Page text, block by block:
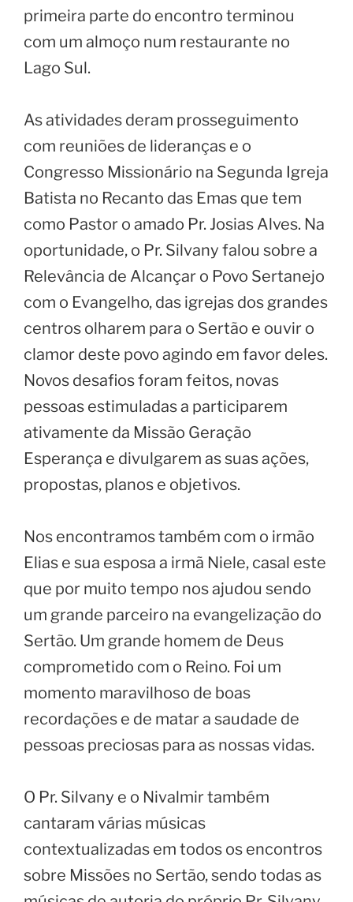
primeira parte do encontro terminou
com um almoço num restaurante no
Lago Sul.
As atividades deram prosseguimento
com reuniões de lideranças e o
Congresso Missionário na Segunda Igreja
Batista no Recanto das Emas que tem
como Pastor o amado Pr. Josias Alves. Na
oportunidade, o Pr. Silvany falou sobre a
Relevância de Alcançar o Povo Sertanejo
com o Evangelho, das igrejas dos grandes
centros olharem para o Sertão e ouvir o
clamor deste povo agindo em favor deles.
Novos desafios foram feitos, novas
pessoas estimuladas a participarem
ativamente da Missão Geração
Esperança e divulgarem as suas ações,
propostas, planos e objetivos.
Nos encontramos também com o irmão
Elias e sua esposa a irmã Niele, casal este
que por muito tempo nos ajudou sendo
um grande parceiro na evangelização do
Sertão. Um grande homem de Deus
comprometido com o Reino. Foi um
momento maravilhoso de boas
recordações e de matar a saudade de
pessoas preciosas para as nossas vidas.
O Pr. Silvany e o Nivalmir também
cantaram várias músicas
contextualizadas em todos os encontros
sobre Missões no Sertão, sendo todas as